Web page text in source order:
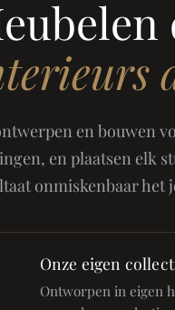
en bouwen
en plaatsen elk
onmiskenbaar het
Onze eigen
Ontworpen in eigen